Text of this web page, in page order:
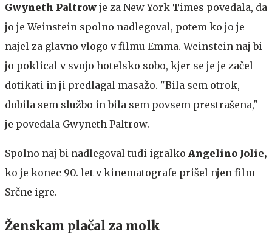
Gwyneth Paltrow je za New York Times povedala, da
jo je Weinstein spolno nadlegoval, potem ko jo je
najel za glavno vlogo v filmu Emma. Weinstein naj bi
jo poklical v svojo hotelsko sobo, kjer se je je začel
dotikati in ji predlagal masažo. "Bila sem otrok,
dobila sem službo in bila sem povsem prestrašena,"
je povedala Gwyneth Paltrow.
Spolno naj bi nadlegoval tudi igralko Angelino Jolie,
ko je konec 90. let v kinematografe prišel njen film
Srčne igre.
Ženskam plačal za molk